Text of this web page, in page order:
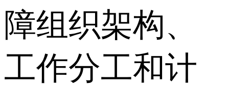
障组织架构、
工作分工和计